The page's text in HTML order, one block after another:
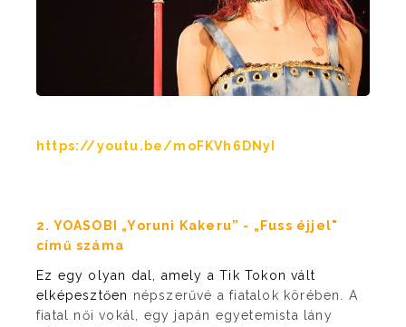
https://youtu.be/moFKVh6DNyI
2. YOASOBI „Yoruni Kakeru” - „Fuss éjjel"
című száma
Ez egy olyan dal, amely a Tik Tokon vált
elképesztően népszerűvé a fiatalok körében. A
fiatal női vokál, egy japán egyetemista lány